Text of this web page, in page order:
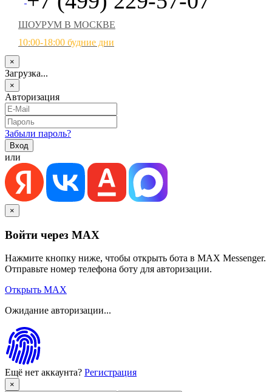
ШОУРУМ В МОСКВЕ
10:00-18:00 будние дни
×
Загрузка...
×
Авторизация
Забыли пароль?
или
×
Войти через MAX
Нажмите кнопку ниже, чтобы открыть бота в MAX Messenger.
Отправьте номер телефона боту для авторизации.
Открыть MAX
Ожидание авторизации...
Ещё нет аккаунта? Регистрация
×